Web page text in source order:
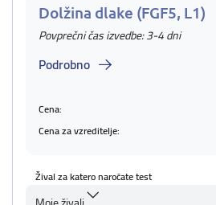
Dolžina dlake (FGF5, L1)
Povprečni čas izvedbe: 3-4 dni
Podrobno
Cena:
Cena za vzreditelje:
Žival za katero naročate test